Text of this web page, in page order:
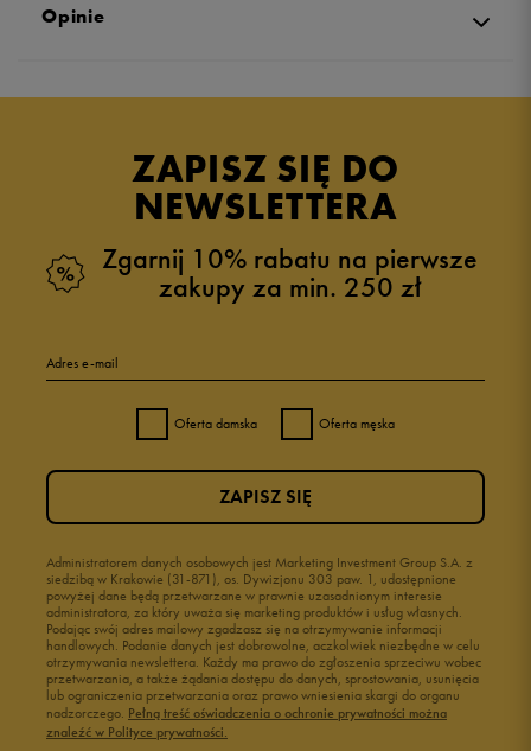
Opinie
ZAPISZ SIĘ DO
NEWSLETTERA
Zgarnij 10% rabatu na pierwsze
zakupy za min. 250 zł
Adres e-mail
Oferta damska Oferta męska
Administratorem danych osobowych jest Marketing Investment Group S.A. z
siedzibą w Krakowie (31-871), os. Dywizjonu 303 paw. 1, udostępnione
powyżej dane będą przetwarzane w prawnie uzasadnionym interesie
administratora, za który uważa się marketing produktów i usług własnych.
Podając swój adres mailowy zgadzasz się na otrzymywanie informacji
handlowych. Podanie danych jest dobrowolne, aczkolwiek niezbędne w celu
otrzymywania newslettera. Każdy ma prawo do zgłoszenia sprzeciwu wobec
przetwarzania, a także żądania dostępu do danych, sprostowania, usunięcia
lub ograniczenia przetwarzania oraz prawo wniesienia skargi do organu
nadzorczego. Pełną treść oświadczenia o ochronie prywatności można
znaleźć w Polityce prywatności.
ZAPISZ SIĘ